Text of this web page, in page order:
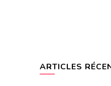
ARTICLES